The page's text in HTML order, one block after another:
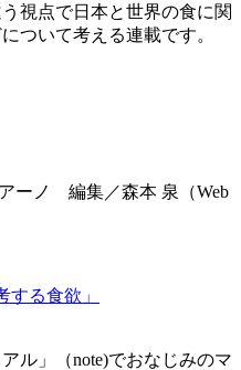
視点で日本と世界の食に関
ついて考える連載です。
ーノ 編集／森本 泉（Web
る食欲」
ル」（note)でおなじみのマ